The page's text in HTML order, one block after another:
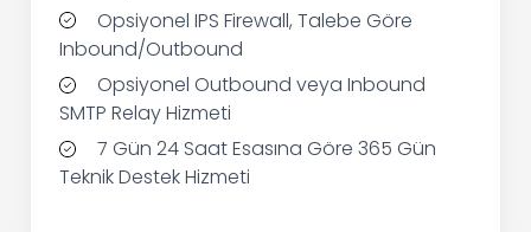
Opsiyonel IPS Firewall, Talebe Göre
Inbound/Outbound
Opsiyonel Outbound veya Inbound
SMTP Relay Hizmeti
7 Gün 24 Saat Esasına Göre 365 Gün
Teknik Destek Hizmeti